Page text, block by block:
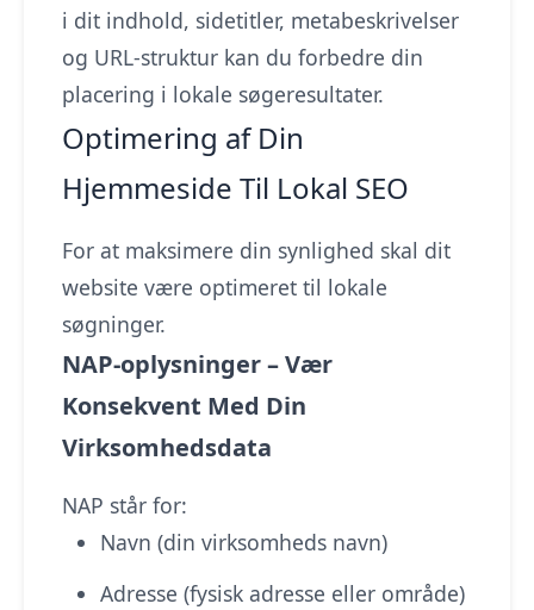
i dit indhold, sidetitler, metabeskrivelser
og URL-struktur kan du forbedre din
placering i lokale søgeresultater.
Optimering af Din
Hjemmeside Til Lokal SEO
For at maksimere din synlighed skal dit
website være optimeret til lokale
søgninger.
NAP-oplysninger – Vær
Konsekvent Med Din
Virksomhedsdata
NAP står for:
Navn (din virksomheds navn)
Adresse (fysisk adresse eller område)